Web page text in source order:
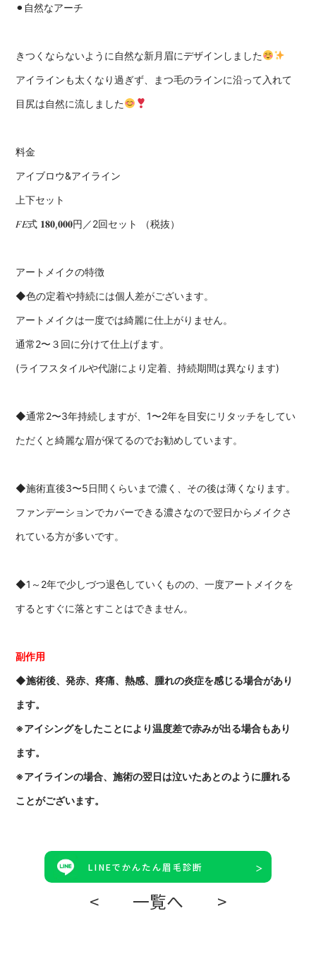
⚫︎自然なアーチ
きつくならないように自然な新月眉にデザインしました
アイラインも太くなり過ぎず、まつ毛のラインに沿って入れて
目尻は自然に流しました
料金
アイブロウ&アイライン
上下セット
𝐹𝐸式 𝟏𝟖𝟎,𝟎𝟎𝟎円／2回セット （税抜）
アートメイクの特徴
◆色の定着や持続には個人差がございます。
アートメイクは一度では綺麗に仕上がりません。
通常2〜３回に分けて仕上げます。
(ライフスタイルや代謝により定着、持続期間は異なります)
◆通常2〜3年持続しますが、1〜2年を目安にリタッチをしてい
ただくと綺麗な眉が保てるのでお勧めしています。
◆施術直後3〜5日間くらいまで濃く、その後は薄くなります。
ファンデーションでカバーできる濃さなので翌日からメイクさ
れている方が多いです。
◆1～2年で少しづつ退色していくものの、一度アートメイクを
するとすぐに落とすことはできません。
副作用
◆施術後、発赤、疼痛、熱感、腫れの炎症を感じる場合があり
ます。
※アイシングをしたことにより温度差で赤みが出る場合もあり
ます。
※アイラインの場合、施術の翌日は泣いたあとのように腫れる
ことがございます。
LINEでかんたん眉毛診断
< 一覧へ >